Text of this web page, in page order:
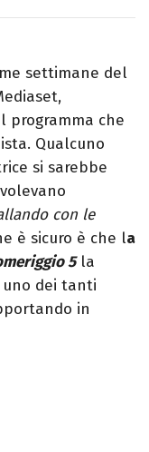
all'IED
poi in
e
ed uffici
settimane del
programma che
Qualcuno
si sarebbe
con le
è sicuro è che la
5la
uno dei tanti
in